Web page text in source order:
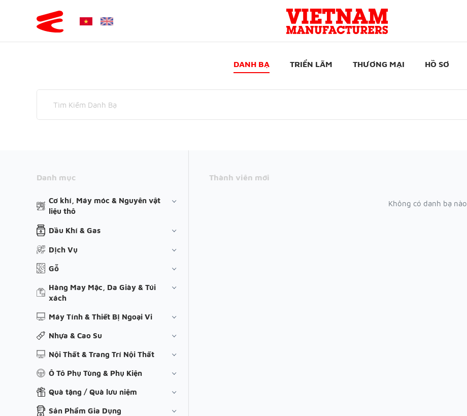
DANH BẠ TRIỂN LÃM THƯƠNG MẠI HỒ SƠ
Danh mục
Cơ khí, Máy móc & Nguyên vật
liệu thô
Dầu Khí & Gas
Dịch Vụ
Gỗ
Hàng May Mặc, Da Giày & Túi
xách
Máy Tính & Thiết Bị Ngoại Vi
Nhựa & Cao Su
Nội Thất & Trang Trí Nội Thất
Ô Tô Phụ Tùng & Phụ Kiện
Quà tặng / Quà lưu niệm
Sản Phẩm Gia Dụng
Thành viên mới
Không có danh bạ nào